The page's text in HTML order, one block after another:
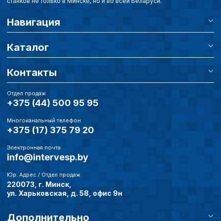
Навигация
Каталог
Контакты
Отдел продаж
+375 (44) 500 95 95
Многоканальный телефон
+375 (17) 375 79 20
Электронная почта
info@intervesp.by
Юр. Адрес / Отдел продаж
220073, г. Минск,
ул. Харьковская, д. 58, офис 9н
Дополнительно